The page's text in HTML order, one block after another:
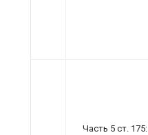
Часть 5 ст. 175: